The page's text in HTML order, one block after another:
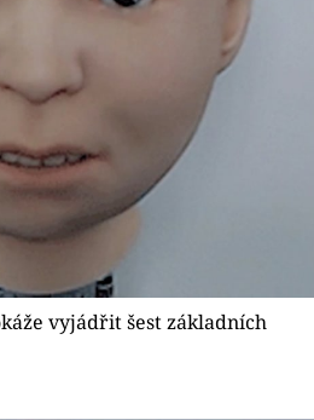
vyjádřit šest základních